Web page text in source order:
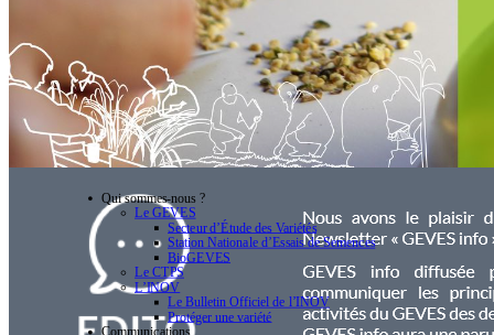
Qui sommes-nous ?
Le GEVES
Secteur d’Étude des Variétés
Station Nationale d’Essais de Semences
BioGEVES
Le CTPS
L’INOV
Le Bulletin Officiel de l’INOV
Protéger une variété
Communications